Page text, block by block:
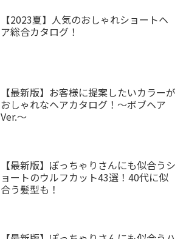
【2023夏】人気のおしゃれショートヘ
ア総合カタログ！
【最新版】お客様に提案したいカラーが
おしゃれなヘアカタログ！～ボブヘア
Ver.～
【最新版】ぽっちゃりさんにも似合うシ
ョートのウルフカット43選！40代に似
合う髪型も！